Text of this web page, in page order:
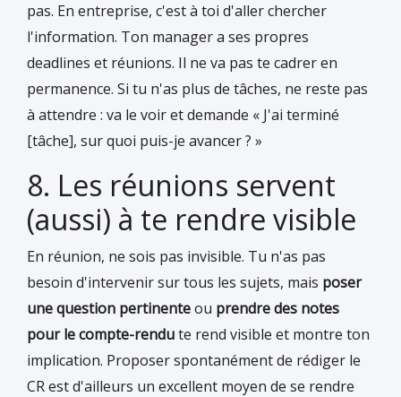
pas. En entreprise, c'est à toi d'aller chercher
l'information. Ton manager a ses propres
deadlines et réunions. Il ne va pas te cadrer en
permanence. Si tu n'as plus de tâches, ne reste pas
à attendre : va le voir et demande « J'ai terminé
[tâche], sur quoi puis-je avancer ? »
8. Les réunions servent
(aussi) à te rendre visible
En réunion, ne sois pas invisible. Tu n'as pas
besoin d'intervenir sur tous les sujets, mais poser
une question pertinenteou prendre des notes
pour le compte-rendute rend visible et montre ton
implication. Proposer spontanément de rédiger le
CR est d'ailleurs un excellent moyen de se rendre